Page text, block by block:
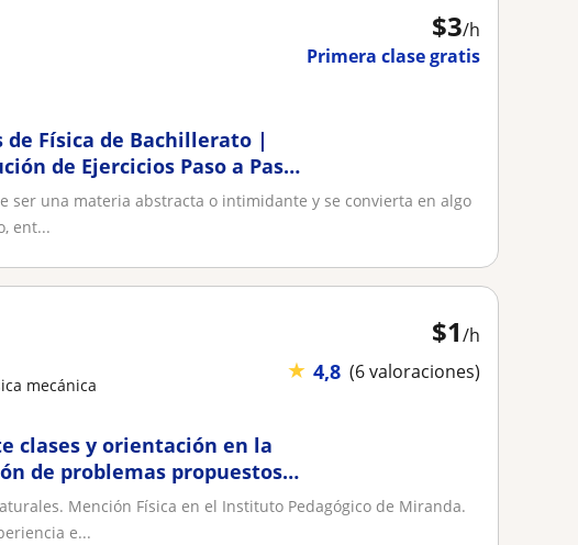
$3/h
Primera clase gratis
Física de Bachillerato |
de Ejercicios Paso a Paso
ser una materia abstracta o intimidante y se convierta en algo
ent...
$1/h
★ 4,8 (6 valoraciones)
mecánica
clases y orientación en la
de problemas propuestos
Mención Física en el Instituto Pedagógico de Miranda.
e...